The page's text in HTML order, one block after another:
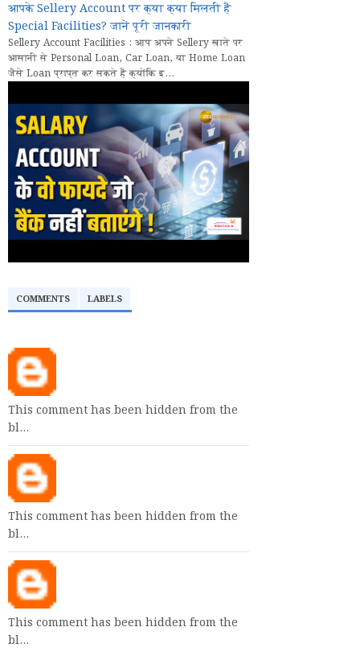
आपके Sellery Account पर क्या क्या मिलती हैं
Special Facilities? जानें पूरी जानकारी
Sellery Account Facilities : आप अपने Sellery खाते पर
आसानी से Personal Loan, Car Loan, या Home Loan
जैसे Loan प्राप्त कर सकते हैं क्योंकि इ...
COMMENTS LABELS
This comment has been hidden from the
bl…
This comment has been hidden from the
bl…
This comment has been hidden from the
bl…